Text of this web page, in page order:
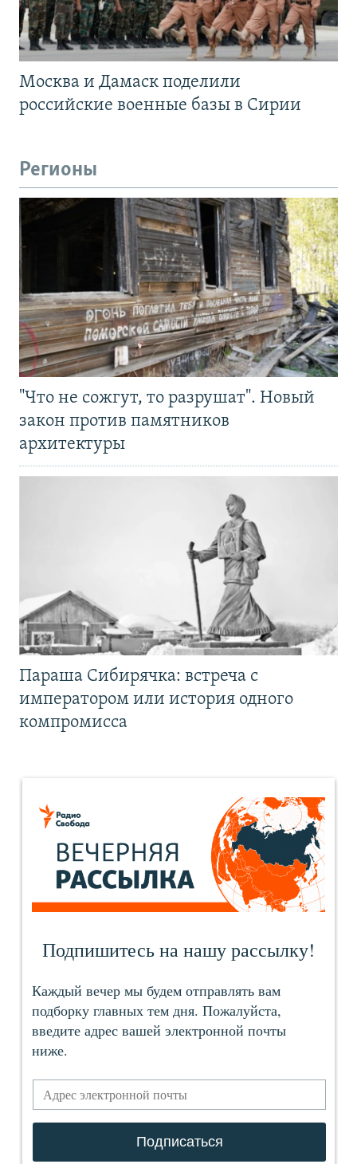
Москва и Дамаск поделили
российские военные базы в Сирии
Регионы
"Что не сожгут, то разрушат". Новый
закон против памятников
архитектуры
Параша Сибирячка: встреча с
императором или история одного
компромисса